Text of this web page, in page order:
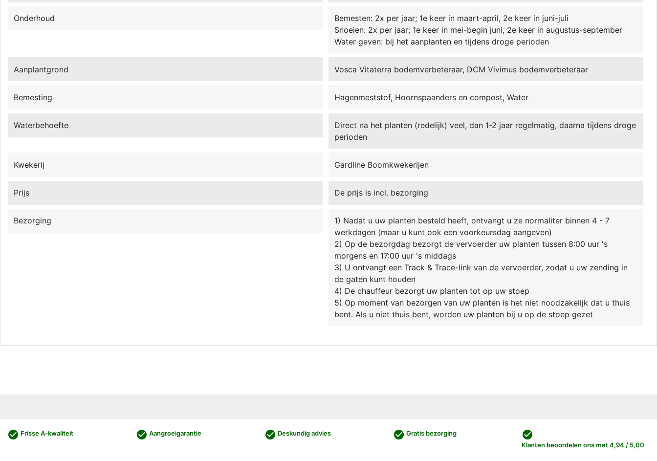
Onderhoud
Bemesten: 2x per jaar; 1e keer in maart-april, 2e keer in juni-juli
Snoeien: 2x per jaar; 1e keer in mei-begin juni, 2e keer in augustus-september
Water geven: bij het aanplanten en tijdens droge perioden
Aanplantgrond Vosca Vitaterra bodemverbeteraar, DCM Vivimus bodemverbeteraar
Bemesting Hagenmeststof, Hoornspaanders en compost, Water
Waterbehoefte
Direct na het planten (redelijk) veel, dan 1-2 jaar regelmatig, daarna tijdens droge
perioden
Kwekerij Gardline Boomkwekerijen
Prijs De prijs is incl. bezorging
Bezorging
1) Nadat u uw planten besteld heeft, ontvangt u ze normaliter binnen 4 - 7
werkdagen (maar u kunt ook een voorkeursdag aangeven)
2) Op de bezorgdag bezorgt de vervoerder uw planten tussen 8:00 uur 's
morgens en 17:00 uur 's middags
3) U ontvangt een Track & Trace-link van de vervoerder, zodat u uw zending in
de gaten kunt houden
4) De chauffeur bezorgt uw planten tot op uw stoep
5) Op moment van bezorgen van uw planten is het niet noodzakelijk dat u thuis
bent. Als u niet thuis bent, worden uw planten bij u op de stoep gezet
check_circle Frisse A-kwaliteit check_circle Aangroeigarantie check_circle Deskundig advies check_circle Gratis bezorging check_circle
Klanten beoordelen ons met 4,94 / 5,00